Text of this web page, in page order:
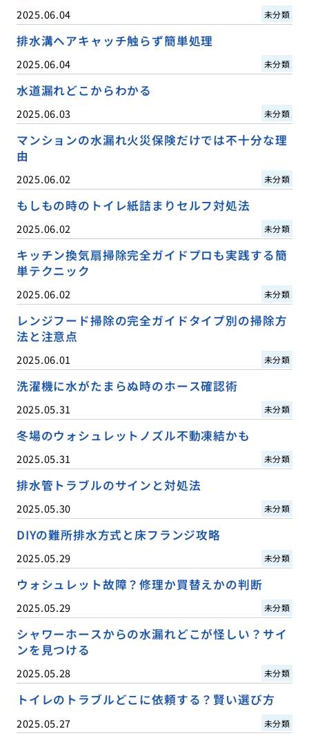
2025.06.04 未分類
排水溝ヘアキャッチ触らず簡単処理
2025.06.04 未分類
水道漏れどこからわかる
2025.06.03 未分類
マンションの水漏れ火災保険だけでは不十分な理
由
2025.06.02 未分類
もしもの時のトイレ紙詰まりセルフ対処法
2025.06.02 未分類
キッチン換気扇掃除完全ガイドプロも実践する簡
単テクニック
2025.06.02 未分類
レンジフード掃除の完全ガイドタイプ別の掃除方
法と注意点
2025.06.01 未分類
洗濯機に水がたまらぬ時のホース確認術
2025.05.31 未分類
冬場のウォシュレットノズル不動凍結かも
2025.05.31 未分類
排水管トラブルのサインと対処法
2025.05.30 未分類
DIYの難所排水方式と床フランジ攻略
2025.05.29 未分類
ウォシュレット故障？修理か買替えかの判断
2025.05.29 未分類
シャワーホースからの水漏れどこが怪しい？サイ
ンを見つける
2025.05.28 未分類
トイレのトラブルどこに依頼する？賢い選び方
2025.05.27 未分類